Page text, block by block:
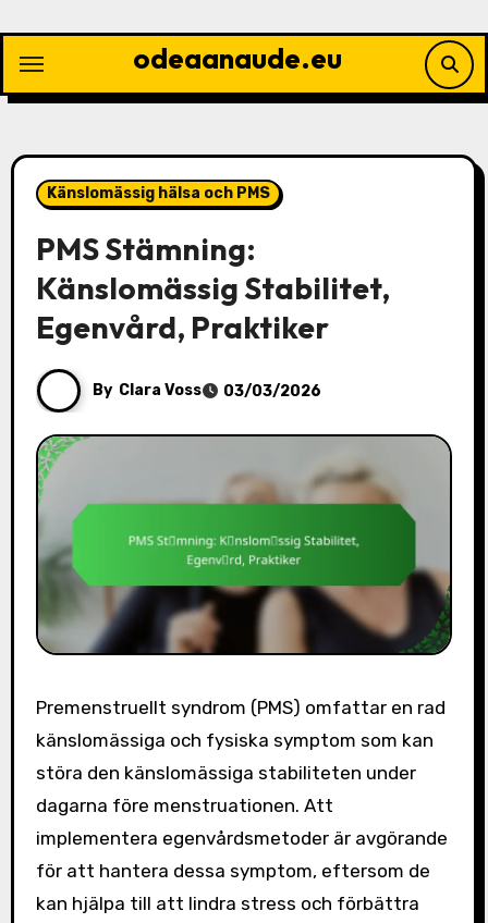
content
odeaanaude.eu
Känslomässig hälsa och PMS
PMS Stämning:
Känslomässig Stabilitet,
Egenvård, Praktiker
By Clara Voss 03/03/2026
Premenstruellt syndrom (PMS) omfattar en rad
känslomässiga och fysiska symptom som kan
störa den känslomässiga stabiliteten under
dagarna före menstruationen. Att
implementera egenvårdsmetoder är avgörande
för att hantera dessa symptom, eftersom de
kan hjälpa till att lindra stress och förbättra